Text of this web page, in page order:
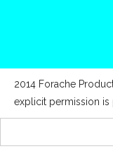
2014 Forache
explicit permission is